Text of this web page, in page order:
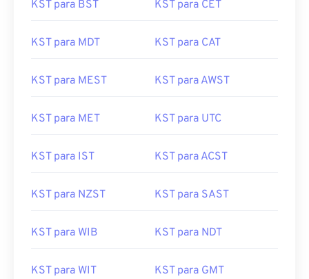
KST para BST KST para CET
KST para MDT KST para CAT
KST para MEST KST para AWST
KST para MET KST para UTC
KST para IST KST para ACST
KST para NZST KST para SAST
KST para WIB KST para NDT
KST para WIT KST para GMT